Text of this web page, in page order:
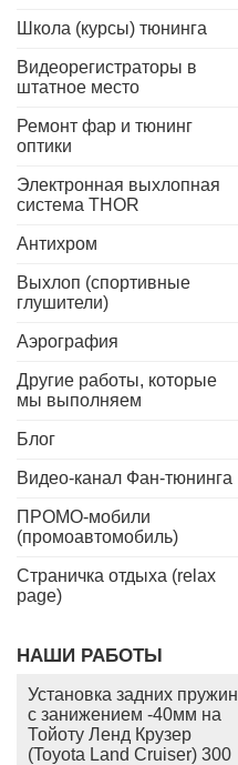
Школа (курсы) тюнинга
Видеорегистраторы в
штатное место
Ремонт фар и тюнинг
оптики
Электронная выхлопная
система THOR
Антихром
Выхлоп (спортивные
глушители)
Аэрография
Другие работы, которые
мы выполняем
Блог
Видео-канал Фан-тюнинга
ПРОМО-мобили
(промоавтомобиль)
Страничка отдыха (relax
page)
НАШИ РАБОТЫ
Установка задних пружин
с занижением -40мм на
Тойоту Ленд Крузер
(Toyota Land Cruiser) 300